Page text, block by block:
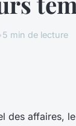
5 min de lecture
des affaires,